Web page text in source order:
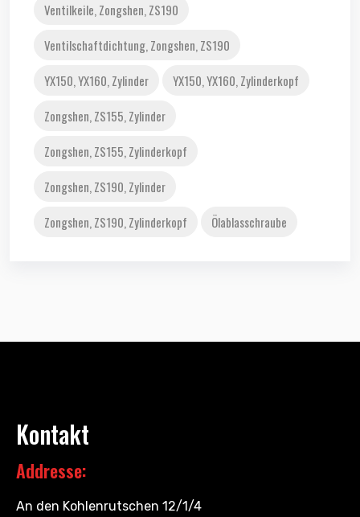
Ventilkeile, Zongshen, ZS190
Ventilschaftdichtung, Zongshen, ZS190
YX150, YX160, Zylinder
YX150, YX160, Zylinderkopf
Zongshen, ZS155, Zylinder
Zongshen, ZS155, Zylinderkopf
Zongshen, ZS190, Zylinder
Zongshen, ZS190, Zylinderkopf
Ölablasschraube
Kontakt
Addresse:
An den Kohlenrutschen 12/1/4